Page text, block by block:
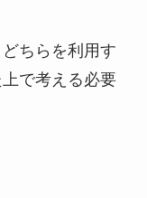
ちらを利用す
で考える必要